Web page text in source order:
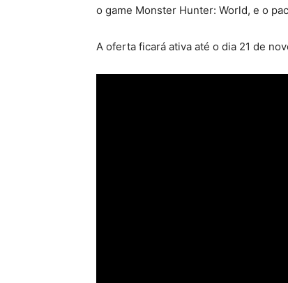
o game Monster Hunter: World, e o
A oferta ficará ativa até o dia 21 de